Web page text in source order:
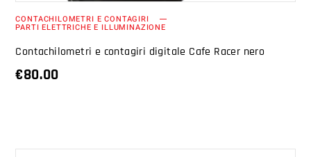
CONTACHILOMETRI E CONTAGIRI
PARTI ELETTRICHE E ILLUMINAZIONE
Contachilometri e contagiri digitale Cafe Racer nero
€80.00